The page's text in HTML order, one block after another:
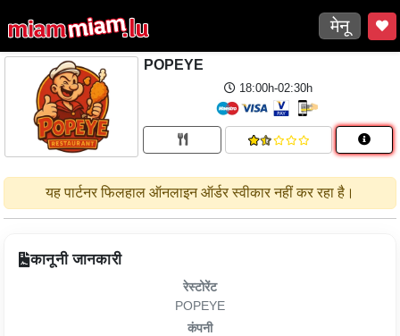
मेनू
POPEYE
18:00h-02:30h
यह पार्टनर फिलहाल ऑनलाइन ऑर्डर स्वीकार नहीं कर रहा है।
कानूनी जानकारी
रेस्टोरेंट
POPEYE
कंपनी